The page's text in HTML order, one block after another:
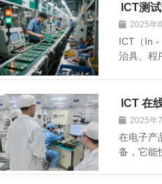
ICT测
2025年
ICT（In -
治具、程
ICT 在
2025年
在电子产
备，它能